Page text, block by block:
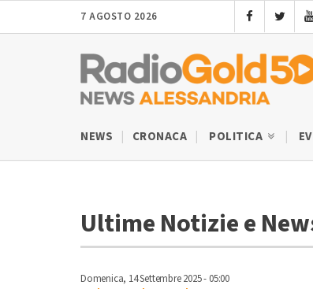
7 AGOSTO 2026
NEWS CRONACA POLITICA
Ultime Notizie e
Domenica, 14 Settembre 2025 - 05:00